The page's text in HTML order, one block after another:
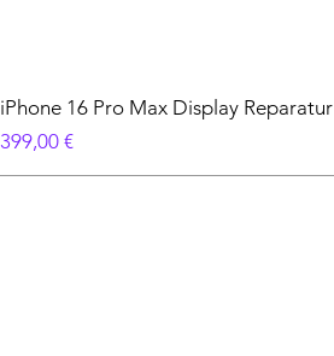
iPhone 16 Pro Max Display Reparatur
Preis
399,00 €